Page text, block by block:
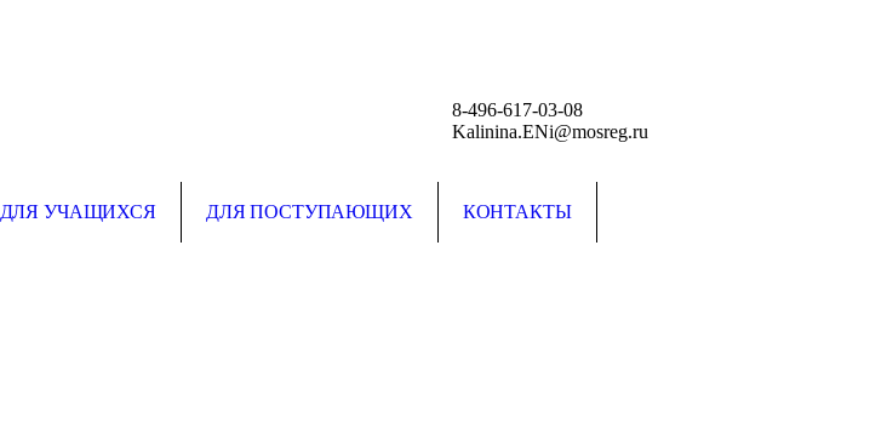
8-496-617-03-08
Kalinina.ENi@mosreg.ru
ДЛЯ УЧАЩИХСЯ ДЛЯ ПОСТУПАЮЩИХ КОНТАКТЫ